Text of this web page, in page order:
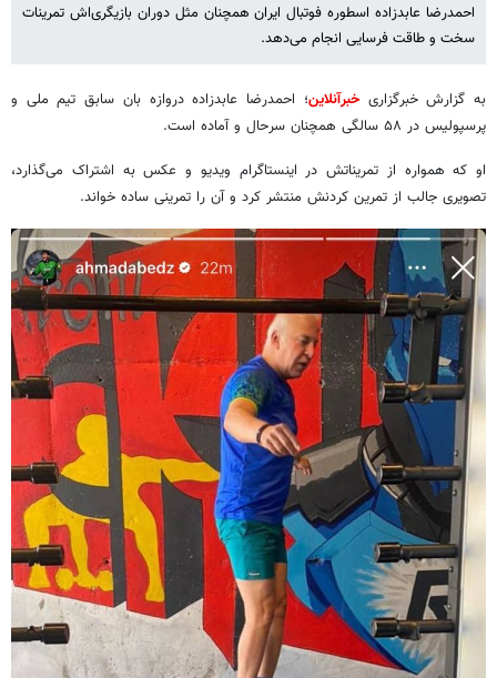
احمدرضا عابدزاده اسطوره فوتبال ایران همچنان مثل دوران بازیگری‌اش تمرینات
سخت و طاقت فرسایی انجام می‌دهد.
به گزارش خبرگزاریخبرآنلاین؛ احمدرضا عابدزاده دروازه بان سابق تیم ملی و
پرسپولیس در ۵۸ سالگی همچنان سرحال و آماده است.
او که همواره از تمریناتش در اینستاگرام ویدیو و عکس به اشتراک می‌گذارد،
تصویری جالب از تمرین کردنش منتشر کرد و آن را تمرینی ساده خواند.